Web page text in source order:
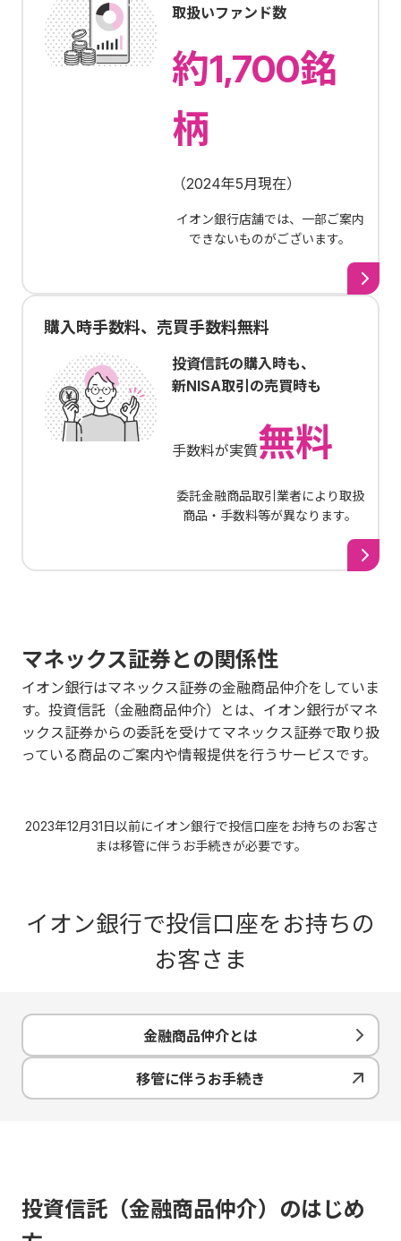
取扱いファンド数
約1,700銘
柄
（2024年5月現在）
イオン銀行店舗では、一部ご案内
できないものがございます。
購入時手数料、売買手数料無料
投資信託の購入時も、
新NISA取引の売買時も
手数料が実質無料
委託金融商品取引業者により取扱
商品・手数料等が異なります。
マネックス証券との関係性
イオン銀行はマネックス証券の金融商品仲介をしていま
す。投資信託（金融商品仲介）とは、イオン銀行がマネ
ックス証券からの委託を受けてマネックス証券で取り扱
っている商品のご案内や情報提供を行うサービスです。
2023年12月31日以前にイオン銀行で投信口座をお持ちのお客さ
まは移管に伴うお手続きが必要です。
イオン銀行で投信口座をお持ちの
お客さま
金融商品仲介とは
移管に伴うお手続き
投資信託（金融商品仲介）のはじめ